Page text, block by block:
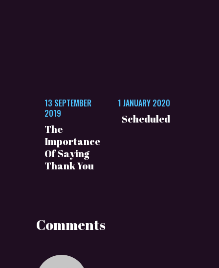
13 SEPTEMBER
2019
The
Importance
Of Saying
Thank You
1 JANUARY 2020
Scheduled
Comments